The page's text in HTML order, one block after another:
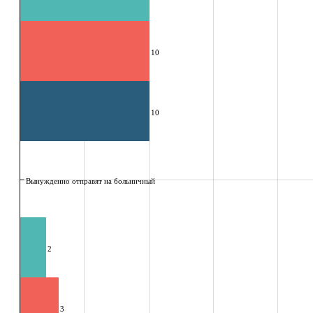
2
10
3
10
Вынужденно отправят на больничный